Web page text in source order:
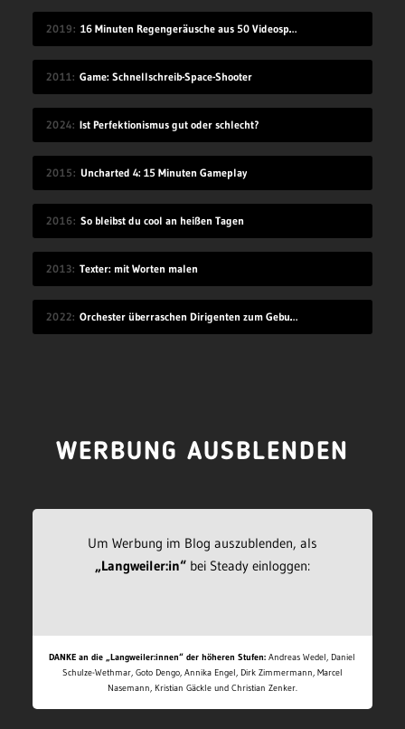
2019 16 Minuten Regengeräusche aus 50 Videospielen
2011 Game: Schnellschreib-Space-Shooter
2024 Ist Perfektionismus gut oder schlecht?
2015 Uncharted 4: 15 Minuten Gameplay
2016 So bleibst du cool an heißen Tagen
2013 Texter: mit Worten malen
2022 Orchester überraschen Dirigenten zum Geburtstag
WERBUNG AUSBLENDEN
Um Werbung im Blog auszublenden, als
„Langweiler:in“bei Steady einloggen:
DANKE an die „Langweiler:innen“ der höheren Stufen: Andreas Wedel, Daniel
Schulze-Wethmar, Goto Dengo, Annika Engel, Dirk Zimmermann, Marcel
Nasemann, Kristian Gäckle und Christian Zenker.